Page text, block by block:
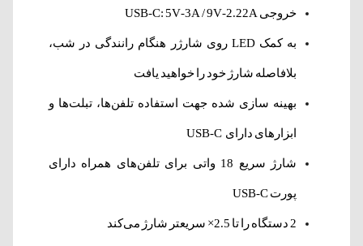
خروجی USB-C: 5V-3A / 9V-2.22A
به کمک LED روی شارژر هنگام رانندگی در شب،
بلافاصله شارژ خود را خواهید یافت
بهینه سازی شده جهت استفاده تلفن‌ها، تبلت‌ها و
ابزارهای دارای USB-C
شارژ سریع 18 واتی برای تلفن‌های همراه دارای
پورت USB-C
2 دستگاه را تا 2.5× سریعتر شارژ می‌کند